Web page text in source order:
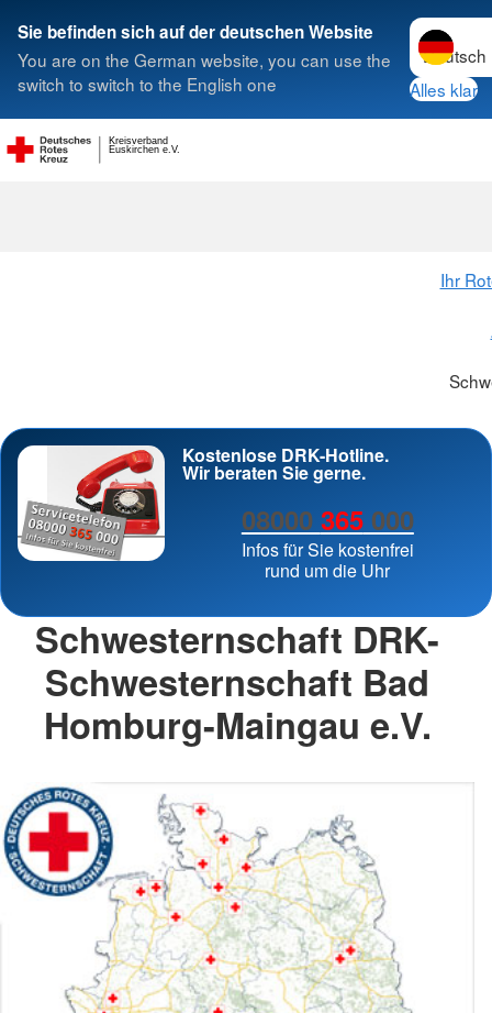
Sie befinden sich auf der deutschen Website
You are on the German website, you can use the
switch to switch to the English one
Sprache
Alles klar
Euskirchen e.V.
Kreisverband
Suche
Ihr
Kostenlose DRK-Hotline.
Wir beraten Sie gerne.
08000 365000
Infos für Sie kostenfrei
rund um die Uhr
Schwesternschaft DRK-
Schwesternschaft Bad
Homburg-Maingau e.V.